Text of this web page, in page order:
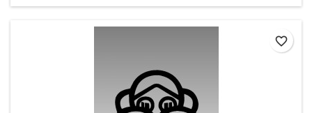
favorite_border